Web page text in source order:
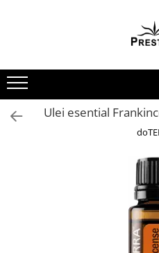
Noutati
Promotii
Pachete Speciale Carti
Ulei esential